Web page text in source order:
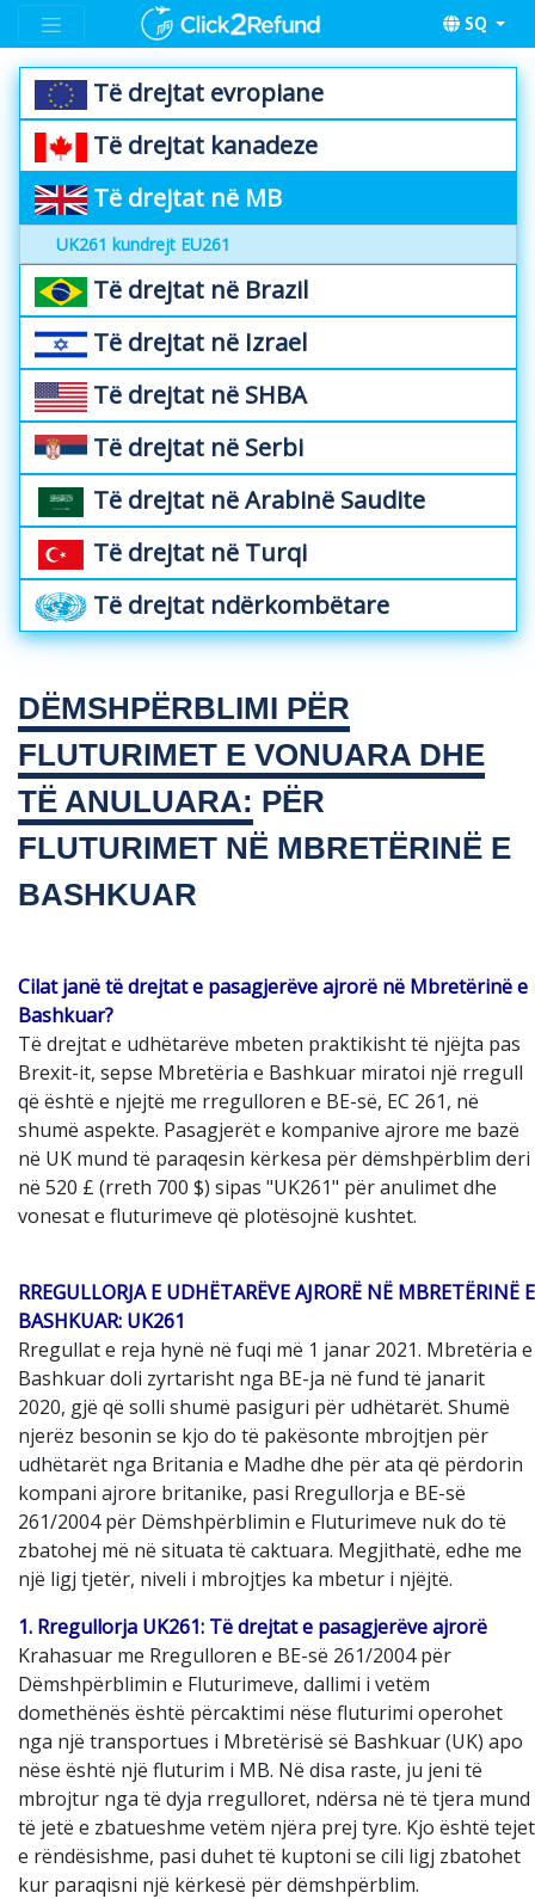
SQ
Të drejtat evropiane
Të drejtat kanadeze
Të drejtat në MB
UK261 kundrejt EU261
Të drejtat në Brazil
Të drejtat në Izrael
Të drejtat në SHBA
Të drejtat në Serbi
Të drejtat në Arabinë Saudite
Të drejtat në Turqi
Të drejtat ndërkombëtare
DËMSHPËRBLIMI PËR
FLUTURIMET E VONUARA DHE
TË ANULUARA: PËR
FLUTURIMET NË MBRETËRINË E
BASHKUAR
Cilat janë të drejtat e pasagjerëve ajrorë në Mbretërinë e
Bashkuar?
Të drejtat e udhëtarëve mbeten praktikisht të njëjta pas
Brexit-it, sepse Mbretëria e Bashkuar miratoi një rregull
që është e njejtë me rregulloren e BE-së, EC 261, në
shumë aspekte. Pasagjerët e kompanive ajrore me bazë
në UK mund të paraqesin kërkesa për dëmshpërblim deri
në 520 £ (rreth 700 $) sipas "UK261" për anulimet dhe
vonesat e fluturimeve që plotësojnë kushtet.
RREGULLORJA E UDHËTARËVE AJRORË NË MBRETËRINË E
BASHKUAR: UK261
Rregullat e reja hynë në fuqi më 1 janar 2021. Mbretëria e
Bashkuar doli zyrtarisht nga BE-ja në fund të janarit
2020, gjë që solli shumë pasiguri për udhëtarët. Shumë
njerëz besonin se kjo do të pakësonte mbrojtjen për
udhëtarët nga Britania e Madhe dhe për ata që përdorin
kompani ajrore britanike, pasi Rregullorja e BE-së
261/2004 për Dëmshpërblimin e Fluturimeve nuk do të
zbatohej më në situata të caktuara. Megjithatë, edhe me
një ligj tjetër, niveli i mbrojtjes ka mbetur i njëjtë.
1. Rregullorja UK261: Të drejtat e pasagjerëve ajrorë
Krahasuar me Rregulloren e BE-së 261/2004 për
Dëmshpërblimin e Fluturimeve, dallimi i vetëm
domethënës është përcaktimi nëse fluturimi operohet
nga një transportues i Mbretërisë së Bashkuar (UK) apo
nëse është një fluturim i MB. Në disa raste, ju jeni të
mbrojtur nga të dyja rregulloret, ndërsa në të tjera mund
të jetë e zbatueshme vetëm njëra prej tyre. Kjo është tejet
e rëndësishme, pasi duhet të kuptoni se cili ligj zbatohet
kur paraqisni një kërkesë për dëmshpërblim.